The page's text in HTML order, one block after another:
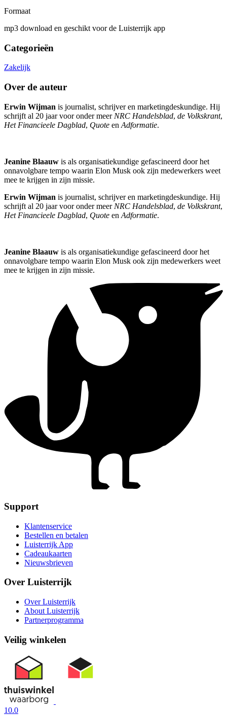
Formaat
mp3 download en geschikt voor de Luisterrijk app
Categorieën
Zakelijk
Over de auteur
Erwin Wijman is journalist, schrijver en marketingdeskundige. Hij
schrijft al 20 jaar voor onder meer NRC Handelsblad, de Volkskrant,
Het Financieele Dagblad, Quote en Adformatie.
Jeanine Blaauw is als organisatiekundige gefascineerd door het
onnavolgbare tempo waarin Elon Musk ook zijn medewerkers weet
mee te krijgen in zijn missie.
Erwin Wijman is journalist, schrijver en marketingdeskundige. Hij
schrijft al 20 jaar voor onder meer NRC Handelsblad, de Volkskrant,
Het Financieele Dagblad, Quote en Adformatie.
Jeanine Blaauw is als organisatiekundige gefascineerd door het
onnavolgbare tempo waarin Elon Musk ook zijn medewerkers weet
mee te krijgen in zijn missie.
Support
Klantenservice
Bestellen en betalen
Luisterrijk App
Cadeaukaarten
Nieuwsbrieven
Over Luisterrijk
Over Luisterrijk
About Luisterrijk
Partnerprogramma
Veilig winkelen
10.0